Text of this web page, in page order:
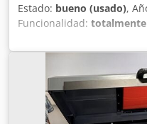
Estado: bueno (usado),
Funcionalidad:
nuestro Kornit Atlas Max
máquina es de primera
cuidada y revisada
bajo un contrato de
máquina: • Modelo:
construcción: marzo de